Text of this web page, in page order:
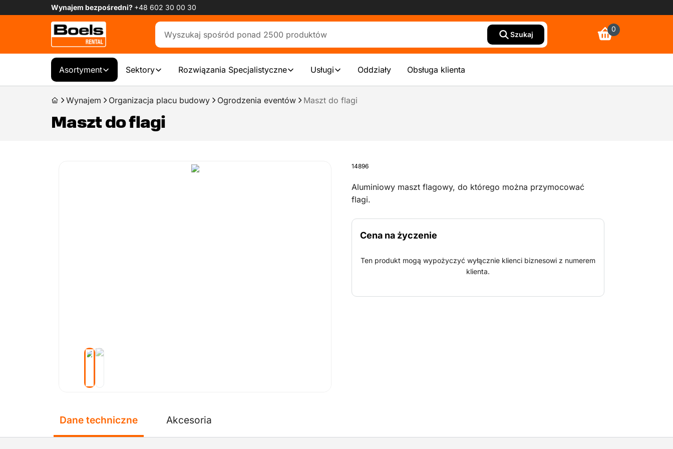
Wynajem bezpośredni? +48 602 30 00 30
Szukaj
0
Asortyment Sektory Rozwiązania Specjalistyczne Usługi Oddziały Obsługa klienta
Wynajem Organizacja placu budowy Ogrodzenia eventów Maszt do flagi
Maszt do flagi
14896
Aluminiowy maszt flagowy, do którego można przymocować
flagi.
Cena na życzenie
Ten produkt mogą wypożyczyć wyłącznie klienci biznesowi z numerem
klienta.
Dane techniczne Akcesoria